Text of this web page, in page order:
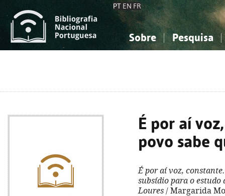
PT EN FR
Sobre Pesquisa
É por aí
povo sabe
É por aí voz,
subsídio para o
Loures / Margarida